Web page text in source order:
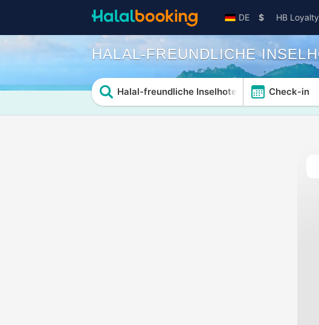
DE $ HB
HALAL-FREUNDLICHE
Halal-freundliche Inselhotels Check-in